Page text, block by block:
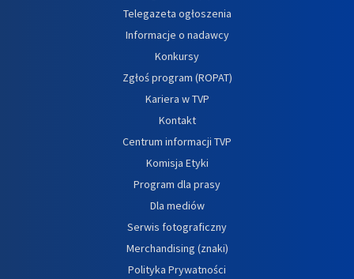
Telegazeta ogłoszenia
Informacje o nadawcy
Konkursy
Zgłoś program (ROPAT)
Kariera w TVP
Kontakt
Centrum informacji TVP
Komisja Etyki
Program dla prasy
Dla mediów
Serwis fotograficzny
Merchandising (znaki)
Polityka Prywatności